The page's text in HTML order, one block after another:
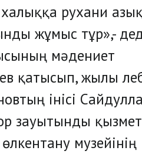
рухани
жұмыс тұр»,-
мәдениет
қатысып, жылы
інісі Сайдулла
зауытынды
музейінің